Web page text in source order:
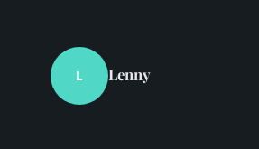
L Lenny